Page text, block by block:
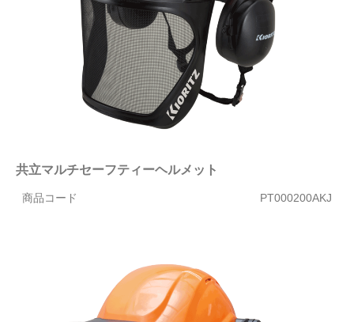
共立マルチセーフティーヘルメット
商品コード PT000200AKJ